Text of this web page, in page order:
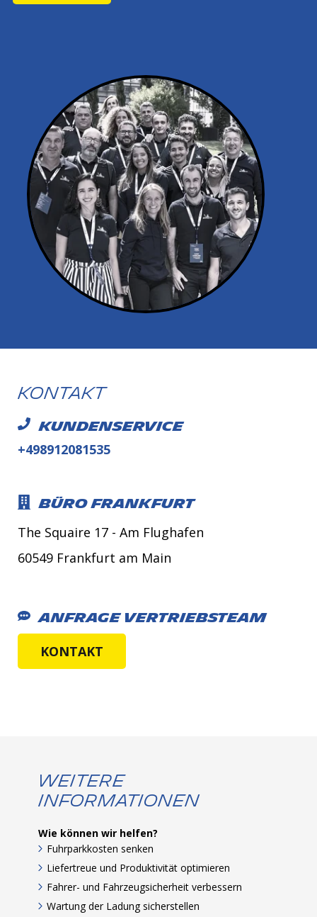
Kontakt
Kundenservice
+498912081535
Büro Frankfurt
The Squaire 17 - Am Flughafen
60549 Frankfurt am Main
Anfrage Vertriebsteam
KONTAKT
Weitere
Informationen
Wie können wir helfen?
Fuhrparkkosten senken
Liefertreue und Produktivität optimieren
Fahrer- und Fahrzeugsicherheit verbessern
Wartung der Ladung sicherstellen